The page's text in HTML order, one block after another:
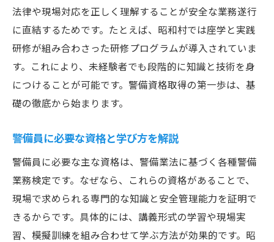
法律や現場対応を正しく理解することが安全な業務遂行
に直結するためです。たとえば、昭和村では座学と実践
研修が組み合わさった研修プログラムが導入されていま
す。これにより、未経験者でも段階的に知識と技術を身
につけることが可能です。警備資格取得の第一歩は、基
礎の徹底から始まります。
警備員に必要な資格と学び方を解説
警備員に必要な主な資格は、警備業法に基づく各種警備
業務検定です。なぜなら、これらの資格があることで、
現場で求められる専門的な知識と安全管理能力を証明で
きるからです。具体的には、講義形式の学習や現場実
習、模擬訓練を組み合わせて学ぶ方法が効果的です。昭